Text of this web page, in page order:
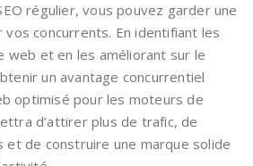
régulier, vous pouvez garder une
vos concurrents. En identifiant les
web et en les améliorant sur le
un avantage concurrentiel
optimisé pour les moteurs de
d’attirer plus de trafic, de
et de construire une marque solide